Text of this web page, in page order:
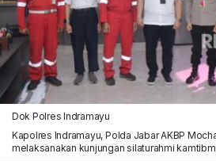
Dok Polres Indramayu
Kapolres Indramayu, Polda Jabar AKBP
melaksanakan kunjungan silaturahmi